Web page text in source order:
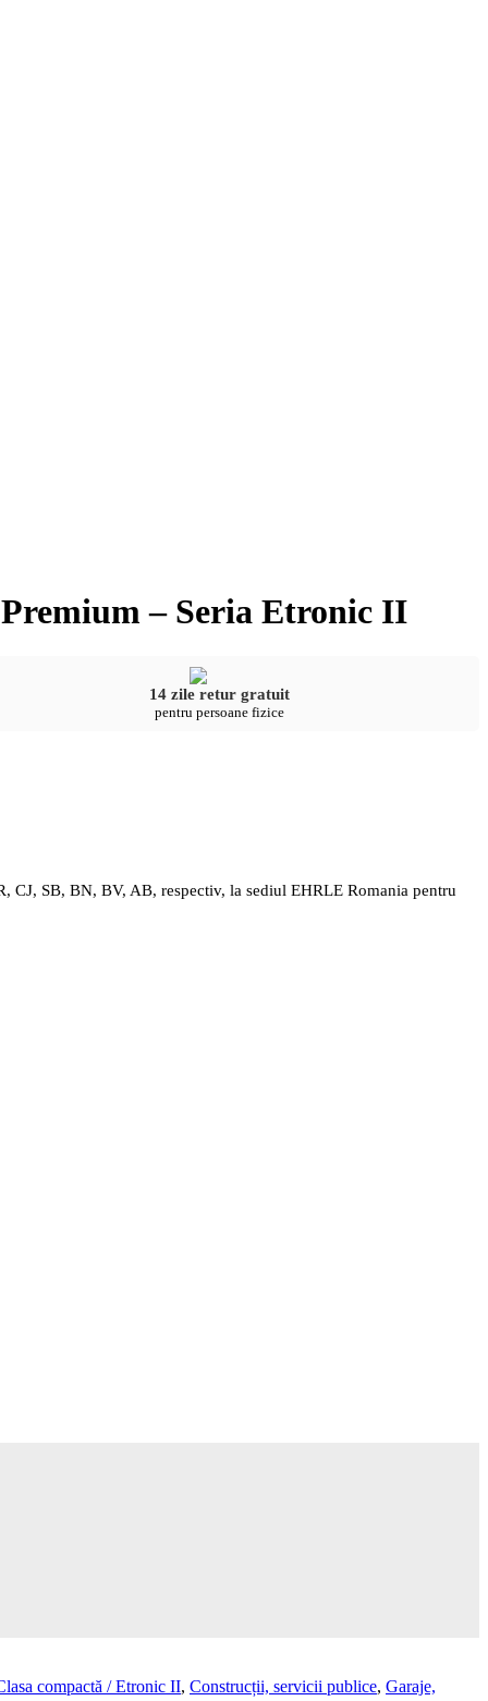
– Seria Etronic II
14 zile retur gratuit
pentru persoane fizice
CJ, SB, BN, BV, AB, respectiv, la sediul EHRLE Romania pentru
compactă / Etronic II, Construcții, servicii publice, Garaje,